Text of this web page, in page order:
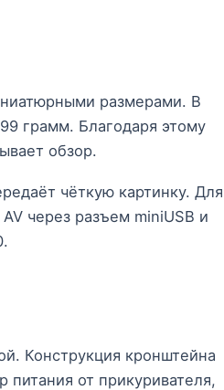
размерами. В
грамм. Благодаря этому
обзор.
чёткую картинку. Для
через разъем miniUSB и
Конструкция кронштейна
питания от прикуривателя,